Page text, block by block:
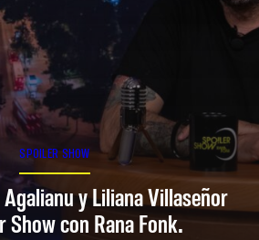
SPOILER SHOW
Agalianu y Liliana Villaseñor
Show con Rana Fonk.